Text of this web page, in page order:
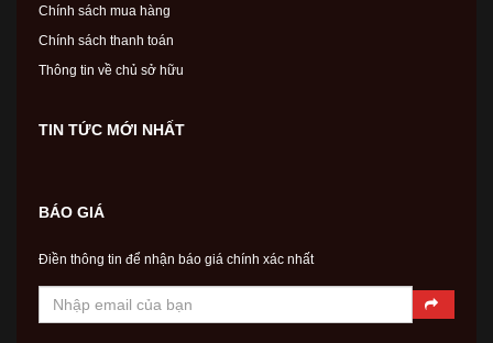
Chính sách mua hàng
Chính sách thanh toán
Thông tin về chủ sở hữu
TIN TỨC MỚI NHẤT
BÁO GIÁ
Điền thông tin để nhận báo giá chính xác nhất